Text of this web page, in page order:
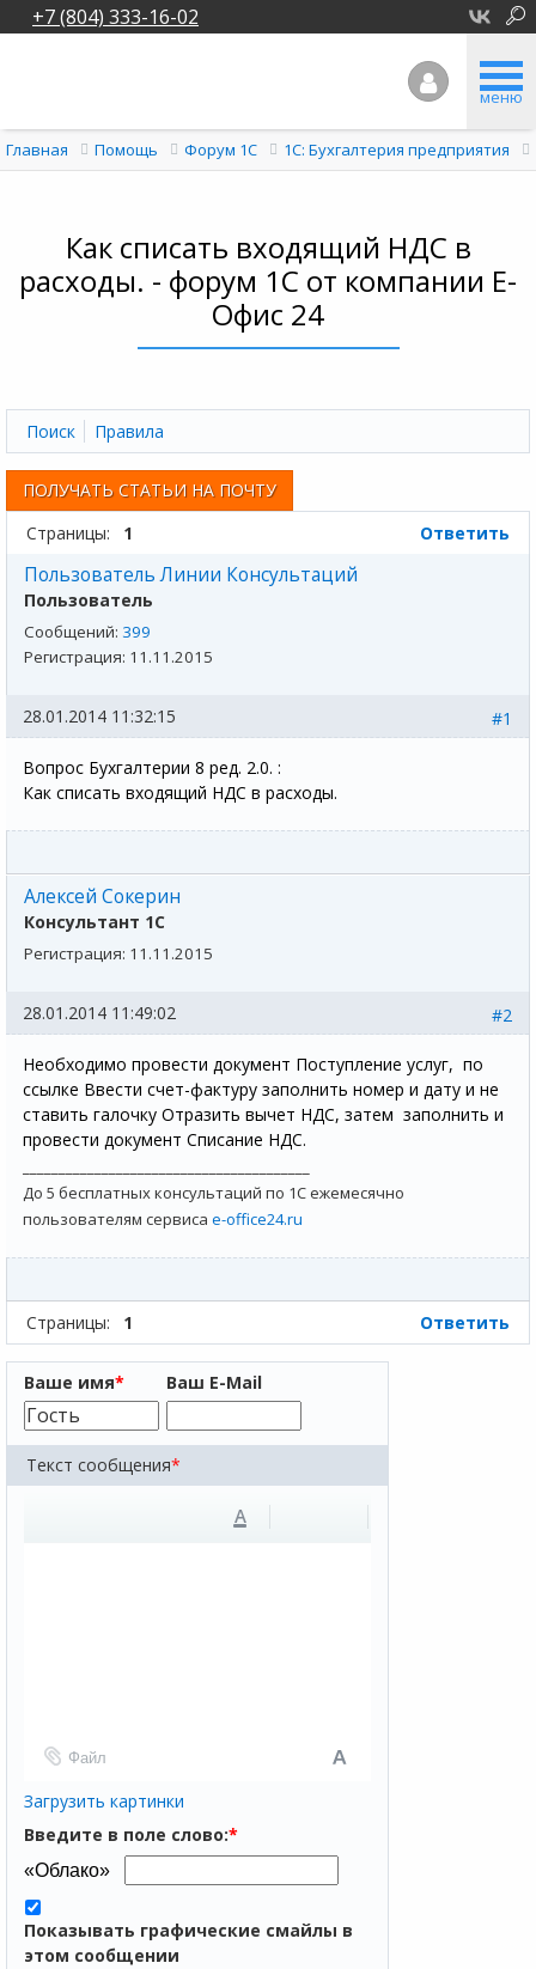
+7 (804) 333-16-02
меню
Главная Помощь Форум 1C 1С: Бухгалтерия предприятия
Как списать входящий НДС в
расходы. - форум 1С от компании Е-
Офис 24
Поиск Правила
ПОЛУЧАТЬ СТАТЬИ НА ПОЧТУ
Страницы:
1 Ответить
Пользователь Линии Консультаций
Пользователь
Сообщений: 399
Регистрация: 11.11.2015
#1
28.01.2014 11:32:15
Вопрос Бухгалтерии 8 ред. 2.0. :
Как списать входящий НДС в расходы.
Алексей Сокерин
Консультант 1С
Регистрация: 11.11.2015
#2
28.01.2014 11:49:02
Необходимо провести документ Поступление услуг, по
ссылке Ввести счет-фактуру заполнить номер и дату и не
ставить галочку Отразить вычет НДС, затем заполнить и
провести документ Списание НДС.
До 5 бесплатных консультаций по 1С ежемесячно
пользователям сервиса e-office24.ru
Страницы: 1 Ответить
Ваше имя* Ваш E-Mail
Текст сообщения*
A
Файл
Загрузить картинки
Введите в поле слово:*
Показывать графические смайлы в
этом сообщении